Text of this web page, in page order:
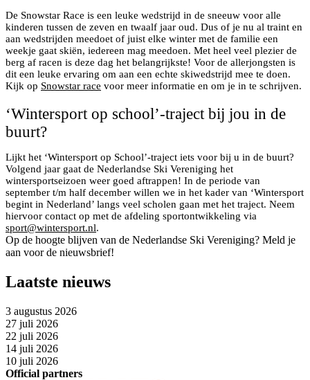
De Snowstar Race is een leuke wedstrijd in de sneeuw voor alle
kinderen tussen de zeven en twaalf jaar oud. Dus of je nu al traint en
aan wedstrijden meedoet of juist elke winter met de familie een
weekje gaat skiën, iedereen mag meedoen. Met heel veel plezier de
berg af racen is deze dag het belangrijkste! Voor de allerjongsten is
dit een leuke ervaring om aan een echte skiwedstrijd mee te doen.
Kijk op Snowstar race voor meer informatie en om je in te schrijven.
‘Wintersport op school’-traject bij jou in de
buurt?
Lijkt het ‘Wintersport op School’-traject iets voor bij u in de buurt?
Volgend jaar gaat de Nederlandse Ski Vereniging het
wintersportseizoen weer goed aftrappen! In de periode van
september t/m half december willen we in het kader van ‘Wintersport
begint in Nederland’ langs veel scholen gaan met het traject. Neem
hiervoor contact op met de afdeling sportontwikkeling via
sport@wintersport.nl.
Op de hoogte blijven van de Nederlandse Ski Vereniging? Meld je
aan voor de nieuwsbrief!
Laatste nieuws
3 augustus 2026
27 juli 2026
22 juli 2026
14 juli 2026
10 juli 2026
Official partners